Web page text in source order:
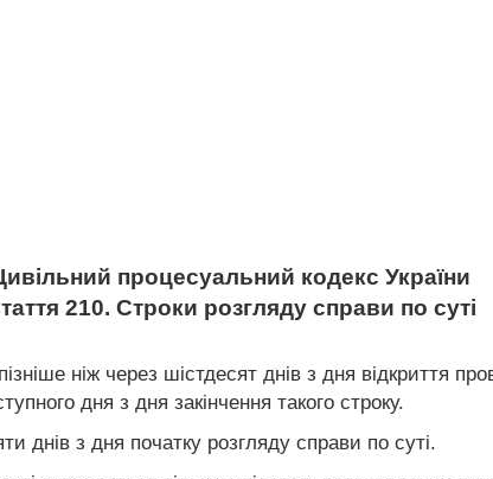
процесуальний кодекс України
210. Строки розгляду справи по суті
ніж через шістдесят днів з дня відкриття
дня з дня закінчення такого строку.
днів з дня початку розгляду справи по суті.